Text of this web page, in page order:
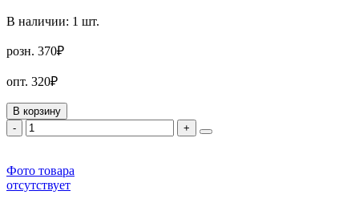
В наличии: 1 шт.
розн. 370₽
опт. 320₽
В корзину
-
+
Фото товара
отсутствует